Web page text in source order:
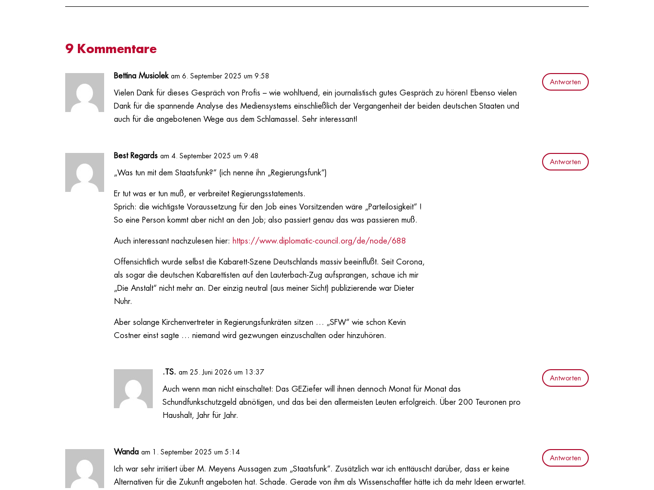
9 Kommentare
Bettina Musiolek am 6. September 2025 um 9:58
Vielen Dank für dieses Gespräch von Profis – wie wohltuend, ein journalistisch gutes Gespräch zu hören! Ebenso vielen
Dank für die spannende Analyse des Mediensystems einschließlich der Vergangenheit der beiden deutschen Staaten und
auch für die angebotenen Wege aus dem Schlamassel. Sehr interessant!
Antworten
Best Regards am 4. September 2025 um 9:48
„Was tun mit dem Staatsfunk?“ (ich nenne ihn „Regierungsfunk“)
Er tut was er tun muß, er verbreitet Regierungsstatements.
Sprich: die wichtigste Voraussetzung für den Job eines Vorsitzenden wäre „Parteilosigkeit“ !
So eine Person kommt aber nicht an den Job; also passiert genau das was passieren muß.
Auch interessant nachzulesen hier: https://www.diplomatic-council.org/de/node/688
Offensichtlich wurde selbst die Kabarett-Szene Deutschlands massiv beeinflußt. Seit Corona,
als sogar die deutschen Kabarettisten auf den Lauterbach-Zug aufsprangen, schaue ich mir
„Die Anstalt“ nicht mehr an. Der einzig neutral (aus meiner Sicht) publizierende war Dieter
Nuhr.
Aber solange Kirchenvertreter in Regierungsfunkräten sitzen … „SFW“ wie schon Kevin
Costner einst sagte … niemand wird gezwungen einzuschalten oder hinzuhören.
Antworten
.TS. am 25. Juni 2026 um 13:37
Auch wenn man nicht einschaltet: Das GEZiefer will ihnen dennoch Monat für Monat das
Schundfunkschutzgeld abnötigen, und das bei den allermeisten Leuten erfolgreich. Über 200 Teuronen pro
Haushalt, Jahr für Jahr.
Antworten
Wanda am 1. September 2025 um 5:14
Ich war sehr irritiert über M. Meyens Aussagen zum „Staatsfunk“. Zusätzlich war ich enttäuscht darüber, dass er keine
Alternativen für die Zukunft angeboten hat. Schade. Gerade von ihm als Wissenschaftler hätte ich da mehr Ideen erwartet.
Antworten